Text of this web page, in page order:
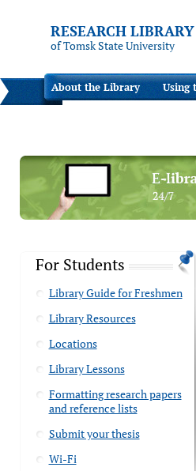
RESEARCH LIBRARY
of Tomsk State University
About the Library Using
For Students
Library Guide for Freshmen
Library Resources
Locations
Library Lessons
Formatting research papers
and reference lists
Submit your thesis
Wi-Fi